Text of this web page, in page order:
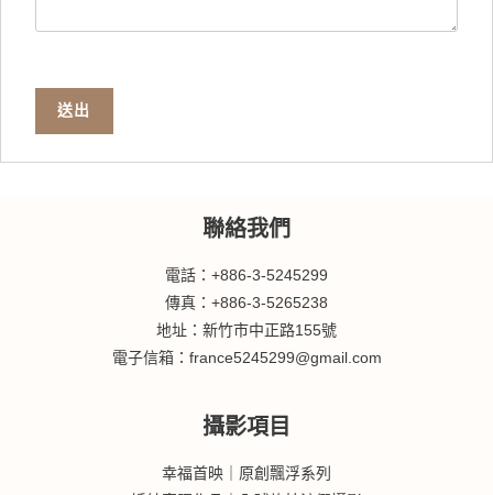
送出
聯絡我們
電話：+886-3-5245299
傳真：+886-3-5265238
地址：新竹市中正路155號
電子信箱：france5245299@gmail.com
攝影項目
幸福首映｜原創飄浮系列